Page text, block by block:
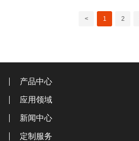
< 1 2
产品中心
应用领域
新闻中心
定制服务